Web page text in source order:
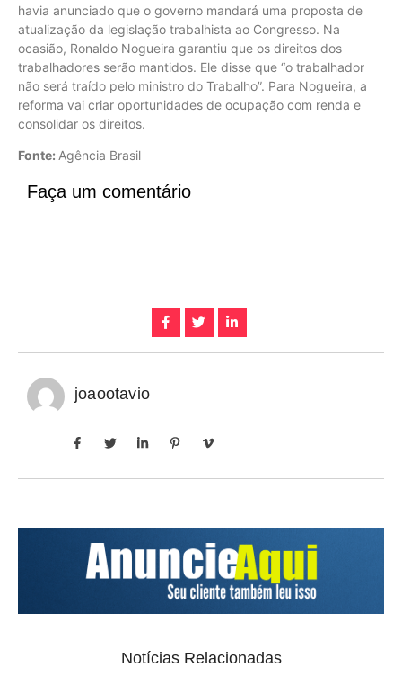
havia anunciado que o governo mandará uma proposta de
atualização da legislação trabalhista ao Congresso. Na
ocasião, Ronaldo Nogueira garantiu que os direitos dos
trabalhadores serão mantidos. Ele disse que “o trabalhador
não será traído pelo ministro do Trabalho”. Para Nogueira, a
reforma vai criar oportunidades de ocupação com renda e
consolidar os direitos.
Fonte: Agência Brasil
Faça um comentário
joaootavio
Notícias Relacionadas